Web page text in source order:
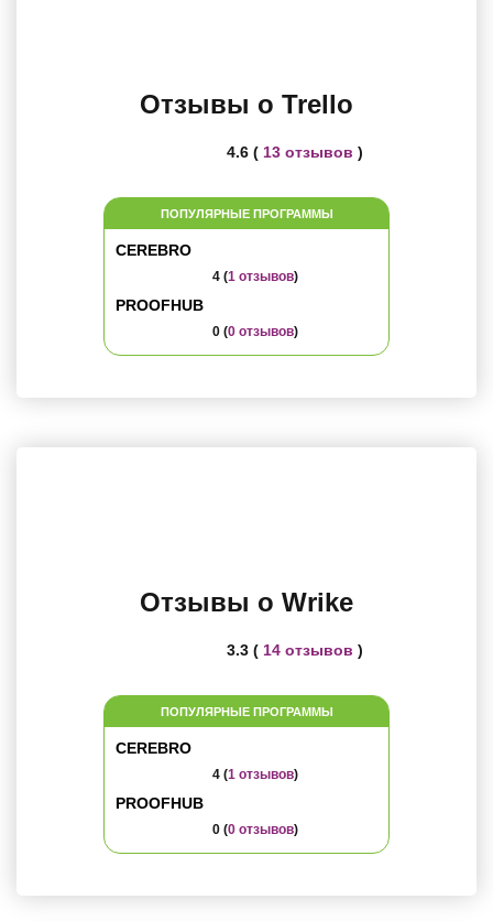
Отзывы о Trello
4.6 ( 13 отзывов )
ПОПУЛЯРНЫЕ ПРОГРАММЫ
CEREBRO
4 (1 отзывов)
PROOFHUB
0 (0 отзывов)
Отзывы о Wrike
3.3 ( 14 отзывов )
ПОПУЛЯРНЫЕ ПРОГРАММЫ
CEREBRO
4 (1 отзывов)
PROOFHUB
0 (0 отзывов)